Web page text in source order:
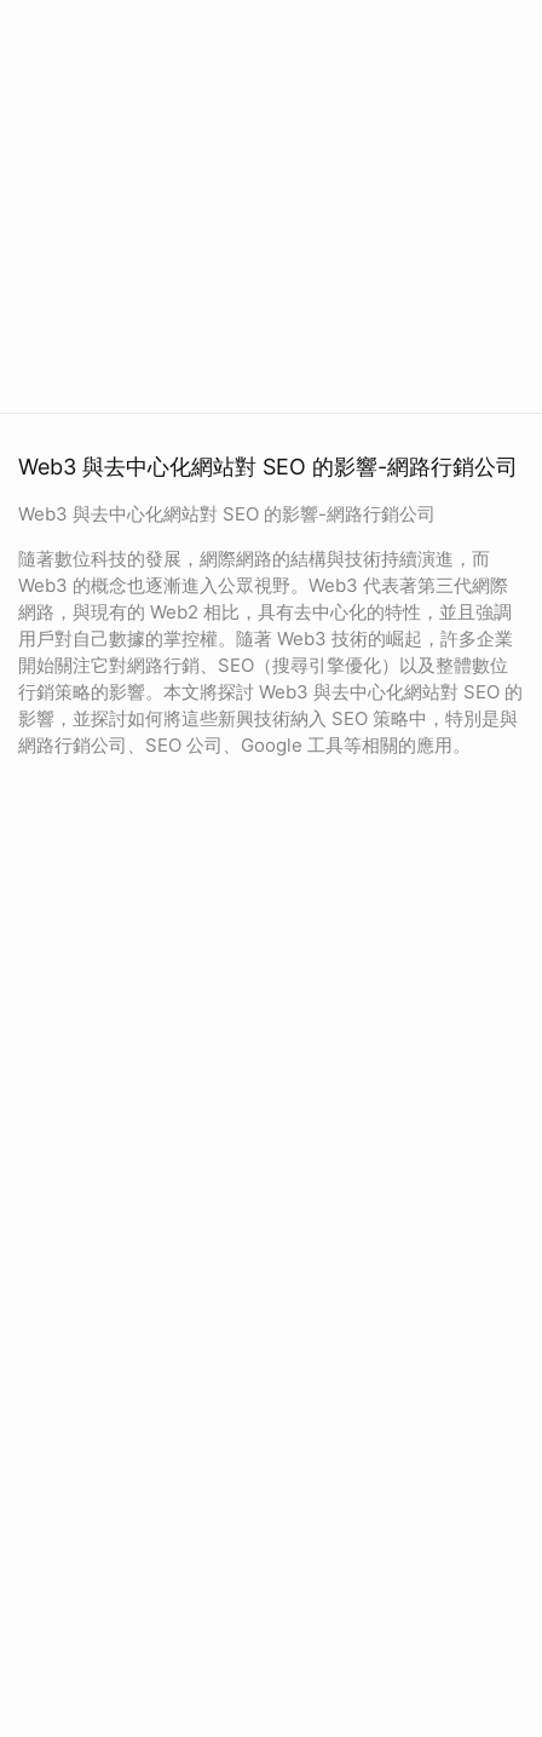
Web3 與去中心化網站對 SEO 的影響-網路行銷公司
Web3 與去中心化網站對 SEO 的影響-網路行銷公司
隨著數位科技的發展，網際網路的結構與技術持續演進，而
Web3 的概念也逐漸進入公眾視野。Web3 代表著第三代網際
網路，與現有的 Web2 相比，具有去中心化的特性，並且強調
用戶對自己數據的掌控權。隨著 Web3 技術的崛起，許多企業
開始關注它對網路行銷、SEO（搜尋引擎優化）以及整體數位
行銷策略的影響。本文將探討 Web3 與去中心化網站對 SEO 的
影響，並探討如何將這些新興技術納入 SEO 策略中，特別是與
網路行銷公司、SEO 公司、Google 工具等相關的應用。